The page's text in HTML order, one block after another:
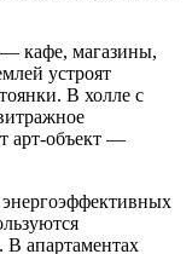
кафе, магазины,
устроят
В холле с
арт-объект —
В апартаментах